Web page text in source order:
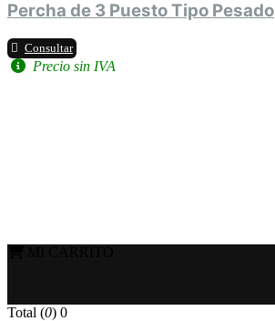
Percha de 3 Puesto Tipo Pesado
Consultar
Precio sin IVA
Total (0) 0